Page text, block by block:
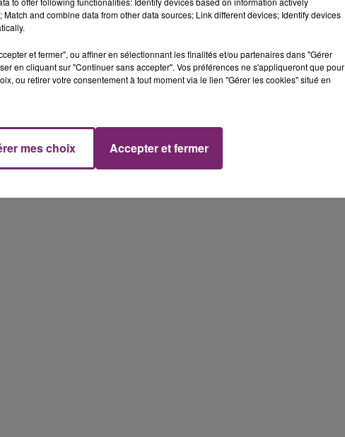
and combine data from other data sources; Link different devices; Identify devices
et fermer", ou affiner en sélectionnant les finalités et/ou partenaires dans "Gérer
en cliquant sur "Continuer sans accepter". Vos préférences ne s'appliqueront que pour
ou retirer votre consentement à tout moment via le lien "Gérer les cookies" situé en
mes choix Accepter et fermer